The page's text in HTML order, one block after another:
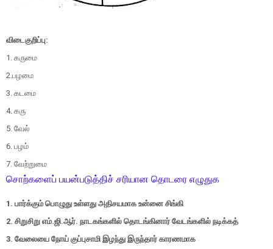
விடைகுறிப்பு:
1. கருமை
2.பழமை
3. கடமை
4. கரு
5. வேல்
6. பழம்
7. வேற்றுமை
சொற்களைப் பயன்படுத்திச் சரியான தொடரை எழுதுக
1. பார்க்கும் பொழுது உள்ளது அதிசயமாக உன்னை சிங்கி
2. சிறுசிறு எம்.ஜி.ஆர். நாடகங்களில் தொடங்கினார் வேடங்களில் நடிக்கத்
3. வேலையை நோய் குப்புசாமி இழந்து இருந்தார் காரணமாக